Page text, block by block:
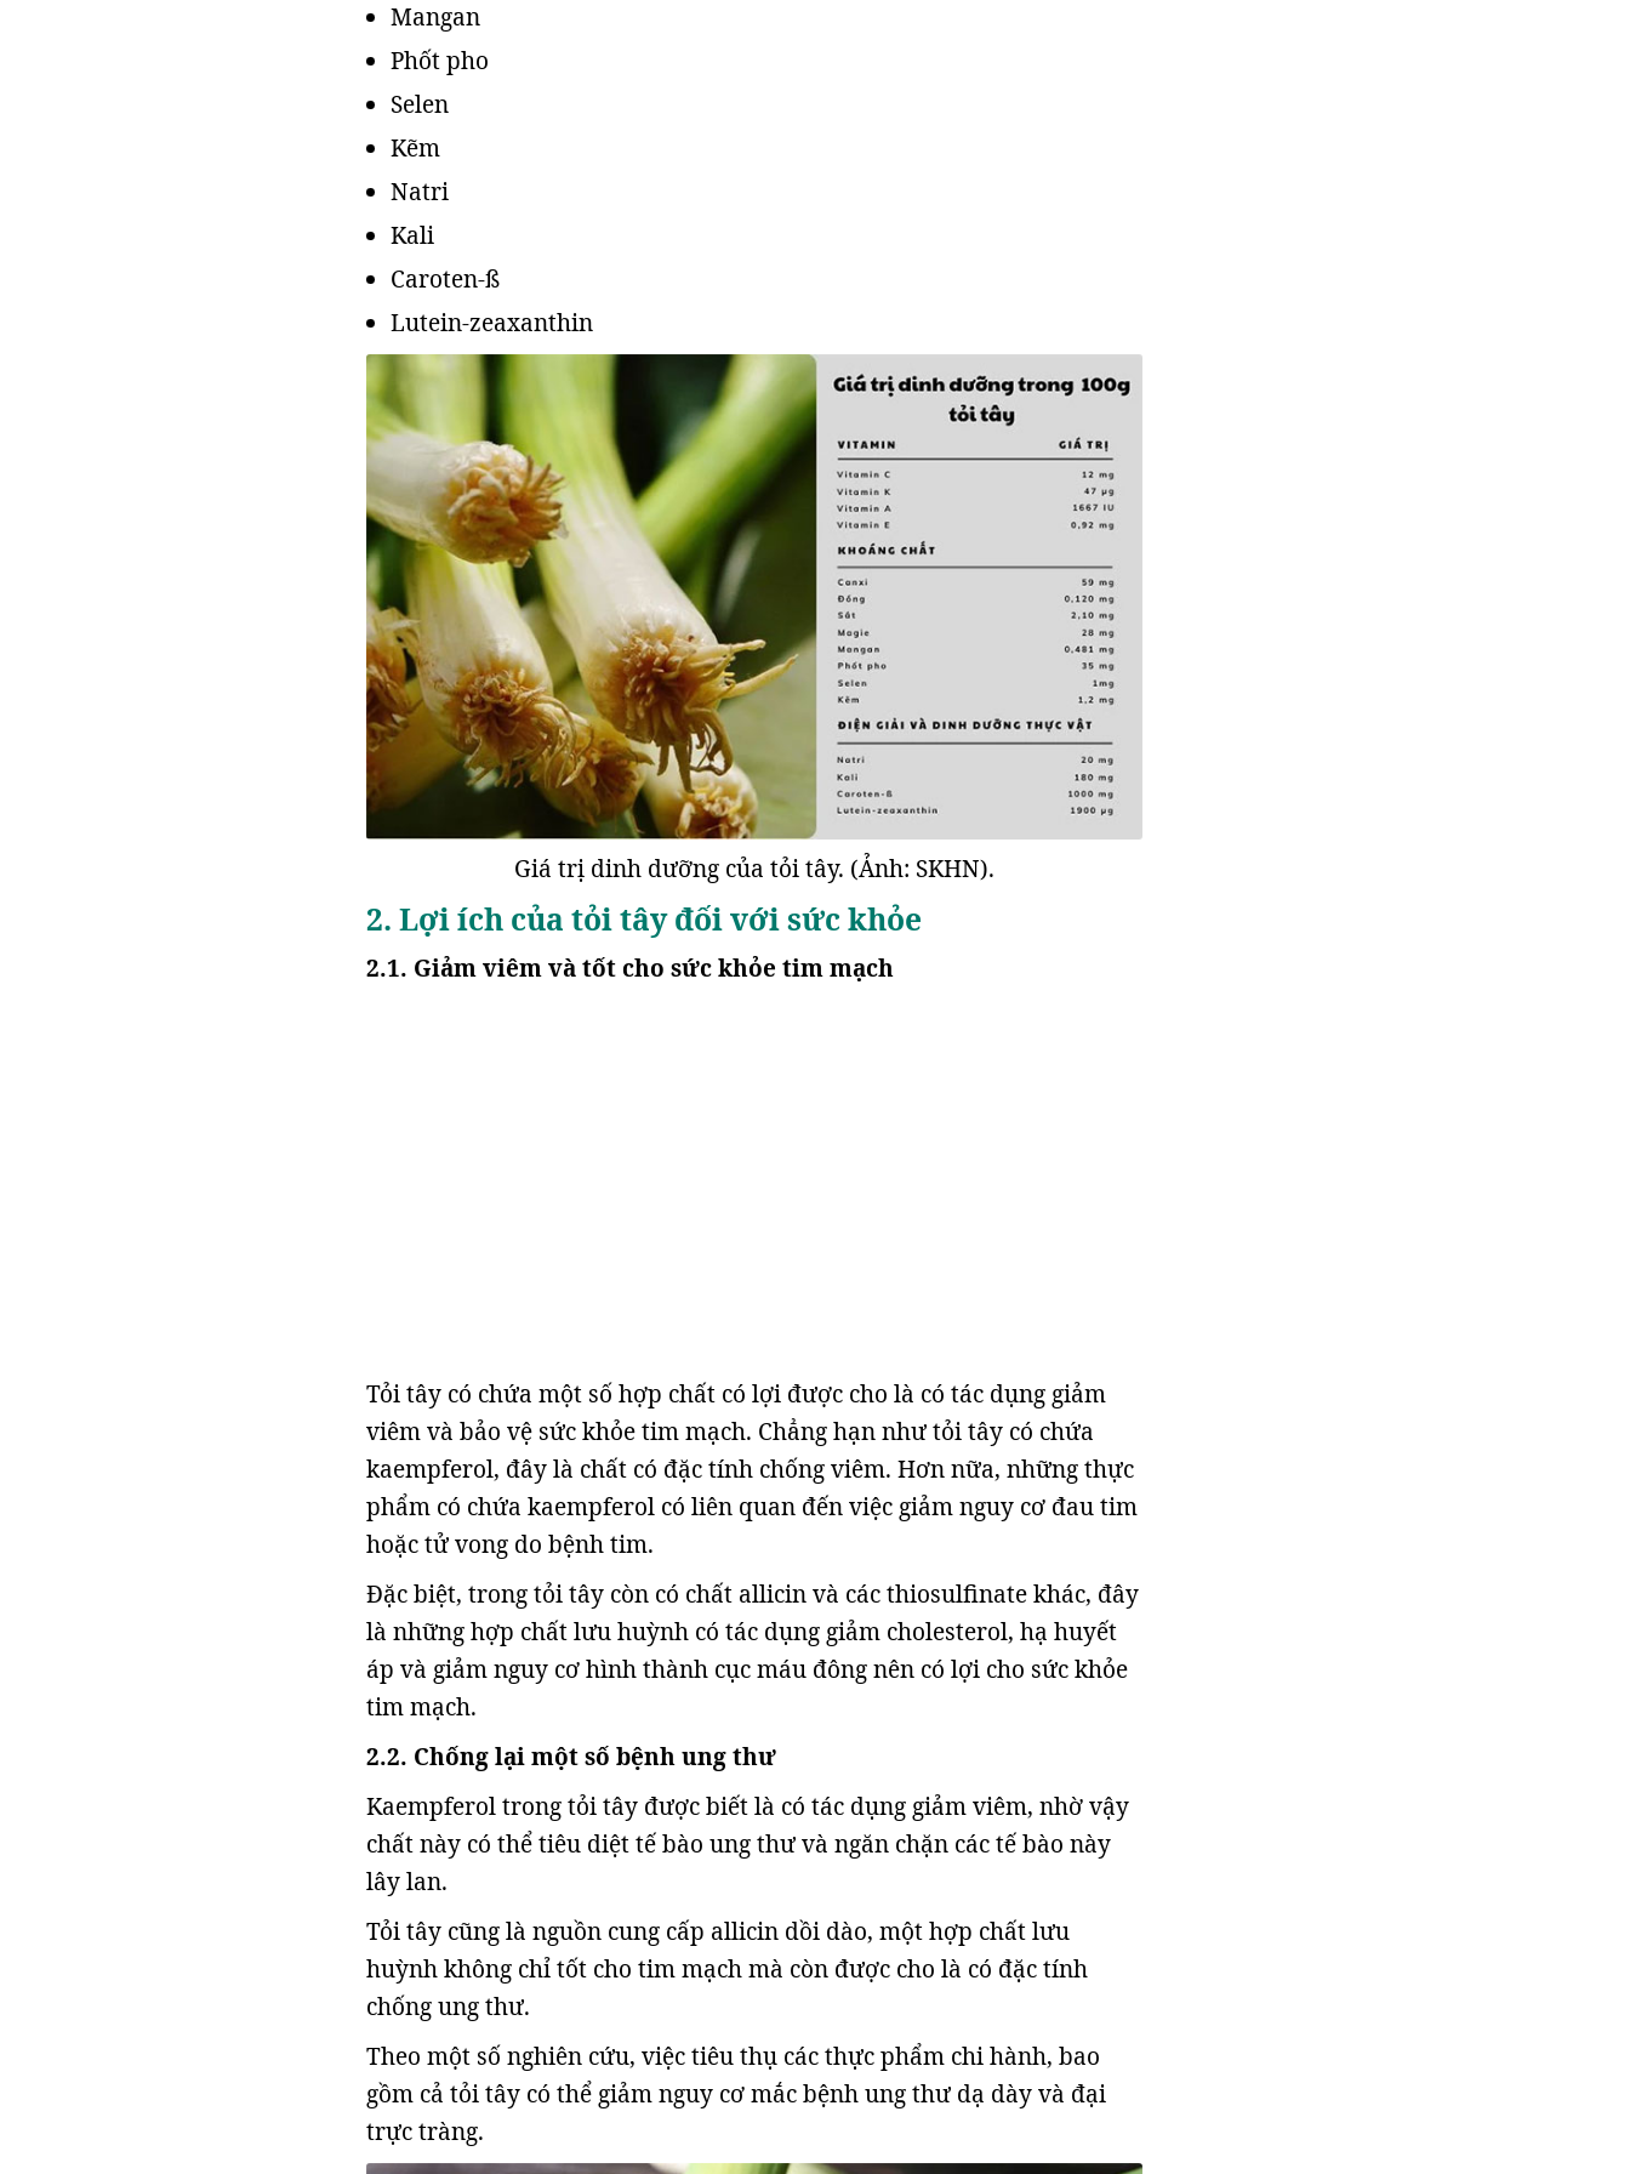
Mangan
Phốt pho
Selen
Kẽm
Natri
Kali
Caroten-ß
Lutein-zeaxanthin
Giá trị dinh dưỡng của tỏi tây. (Ảnh: SKHN).
2. Lợi ích của tỏi tây đối với sức khỏe
2.1. Giảm viêm và tốt cho sức khỏe tim mạch
Tỏi tây có chứa một số hợp chất có lợi được cho là có tác dụng giảm
viêm và bảo vệ sức khỏe tim mạch. Chẳng hạn như tỏi tây có chứa
kaempferol, đây là chất có đặc tính chống viêm. Hơn nữa, những thực
phẩm có chứa kaempferol có liên quan đến việc giảm nguy cơ đau tim
hoặc tử vong do bệnh tim.
Đặc biệt, trong tỏi tây còn có chất allicin và các thiosulfinate khác, đây
là những hợp chất lưu huỳnh có tác dụng giảm cholesterol, hạ huyết
áp và giảm nguy cơ hình thành cục máu đông nên có lợi cho sức khỏe
tim mạch.
2.2. Chống lại một số bệnh ung thư
Kaempferol trong tỏi tây được biết là có tác dụng giảm viêm, nhờ vậy
chất này có thể tiêu diệt tế bào ung thư và ngăn chặn các tế bào này
lây lan.
Tỏi tây cũng là nguồn cung cấp allicin dồi dào, một hợp chất lưu
huỳnh không chỉ tốt cho tim mạch mà còn được cho là có đặc tính
chống ung thư.
Theo một số nghiên cứu, việc tiêu thụ các thực phẩm chi hành, bao
gồm cả tỏi tây có thể giảm nguy cơ mắc bệnh ung thư dạ dày và đại
trực tràng.